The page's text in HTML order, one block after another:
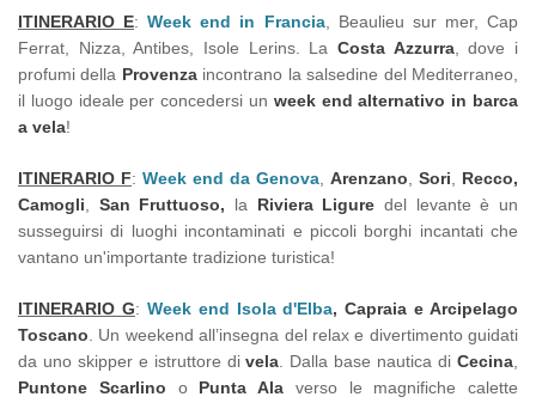
ITINERARIO E:Week end in Francia, Beaulieu sur mer, Cap
Ferrat, Nizza, Antibes, Isole Lerins. La Costa Azzurra, dove i
profumi della Provenzaincontrano la salsedine del Mediterraneo,
il luogo ideale per concedersi un week end alternativo in barca
a vela!
ITINERARIO F: Week end da Genova Arenzano Sori
Recco,
Camogli
San Fruttuoso, la Riviera Ligure del levante è un
susseguirsi di luoghi incontaminati e piccoli borghi incantati che
vantano un'importante tradizione turistica!
ITINERARIO G: Week end Isola d'Elba, Capraia e Arcipelago
Toscano . Un weekend all’insegna del relax e divertimento guidati
da uno skipper e istruttore divela . Dalla base nautica diCecina
Puntone Scarlino o Punta Ala verso le magnifiche calette